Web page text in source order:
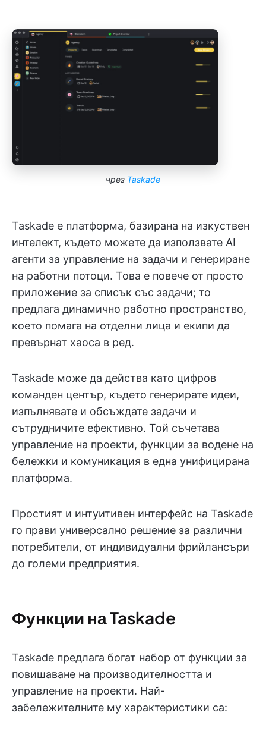
чрез Taskade
Taskade е платформа, базирана на изкуствен
интелект, където можете да използвате AI
агенти за управление на задачи и генериране
на работни потоци. Това е повече от просто
приложение за списък със задачи; то
предлага динамично работно пространство,
което помага на отделни лица и екипи да
превърнат хаоса в ред.
Taskade може да действа като цифров
команден център, където генерирате идеи,
изпълнявате и обсъждате задачи и
сътрудничите ефективно. Той съчетава
управление на проекти, функции за водене на
бележки и комуникация в една унифицирана
платформа.
Простият и интуитивен интерфейс на Taskade
го прави универсално решение за различни
потребители, от индивидуални фрийлансъри
до големи предприятия.
Функции на Taskade
Taskade предлага богат набор от функции за
повишаване на производителността и
управление на проекти. Най-
забележителните му характеристики са: